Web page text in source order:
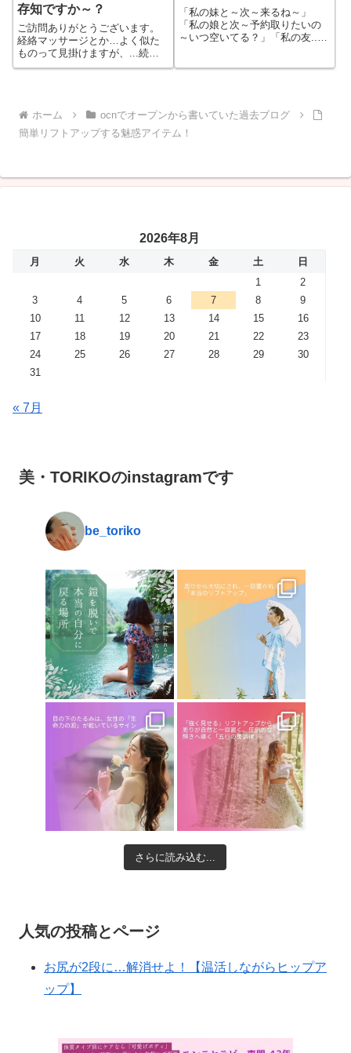
存知ですか～？
ご訪問ありがとうございます。
経絡マッサージとか…よく似た
ものって見掛けますが、...続き
をもっと見る
「私の妹と～次～来るね～」
「私の娘と次～予約取りたいの
～いつ空いてる？」「私の友...
ホーム
ocnでオープンから書いていた過去ブログ
簡単リフトアップする魅惑アイテム！
2026年8月
月 火 水 木 金 土
日
1
2
3
4 5 6 7 8
9
10
11 12 13 14 15
16
17
18 19 20 21 22
23
24
25 26 27 28 29
30
31
« 7月
美・TORIKOのinstagramです
be_toriko
さらに読み込む...
人気の投稿とページ
お尻が2段に…解消せよ！【温活しながらヒップア
ップ】